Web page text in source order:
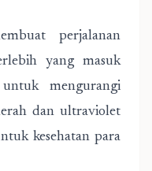
perjalanan
yang masuk
mengurangi
dan ultraviolet
kesehatan para